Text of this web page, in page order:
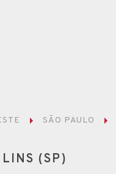
SÃO PAULO
LINS (SP)